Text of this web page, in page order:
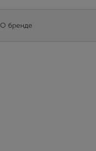
О бренде